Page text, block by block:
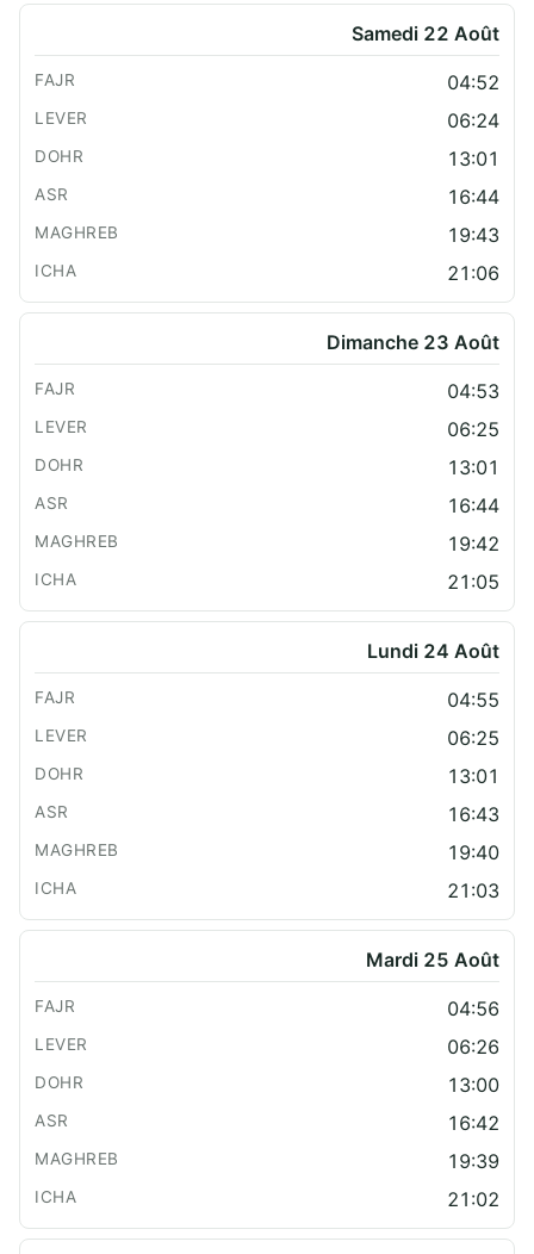
Samedi 22 Août
04:52
06:24
13:01
16:44
19:43
21:06
Dimanche 23 Août
04:53
06:25
13:01
16:44
19:42
21:05
Lundi 24 Août
04:55
06:25
13:01
16:43
19:40
21:03
Mardi 25 Août
04:56
06:26
13:00
16:42
19:39
21:02